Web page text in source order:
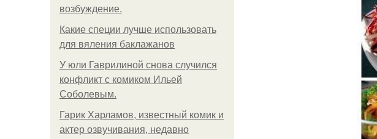
возбуждение.
Какие специи лучше использовать
для вяления баклажанов
У юли Гаврилиной снова случился
конфликт с комиком Ильей
Соболевым.
Гарик Харламов, известный комик и
актер озвучивания, недавно